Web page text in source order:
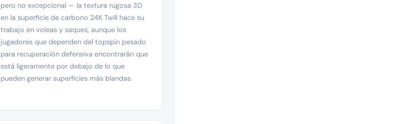
pero no excepcional — la textura rugosa 3D
en la superficie de carbono 24K Twill hace su
trabajo en voleas y saques, aunque los
jugadores que dependen del topspin pesado
para recuperación defensiva encontrarán que
está ligeramente por debajo de lo que
pueden generar superficies más blandas.